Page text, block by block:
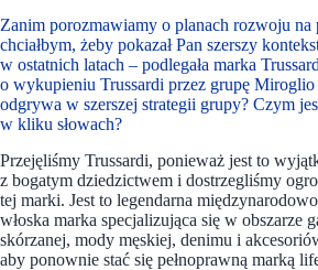
Zanim porozmawiamy o planach rozwoju na
chciałbym, żeby pokazał Pan szerszy
w ostatnich latach – podlegała marka
o wykupieniu Trussardi przez grupę Miroglio
odgrywa w szerszej strategii grupy? Czym
w kliku słowach?
Przejęliśmy Trussardi, ponieważ jest to
z bogatym dziedzictwem i dostrzegliśmy
tej marki. Jest to legendarna
włoska marka specjalizująca się w obszarze
skórzanej, mody męskiej, denimu i
aby ponownie stać się pełnoprawną marką